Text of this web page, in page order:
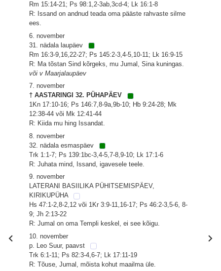
Rm 15:14-21; Ps 98:1,2-3ab,3cd-4; Lk 16:1-8
R: Issand on andnud teada oma pääste rahvaste silme
ees.
6. november
31. nädala laupäev
Rm 16:3-9,16,22-27; Ps 145:2-3,4-5,10-11; Lk 16:9-15
R: Ma tõstan Sind kõrgeks, mu Jumal, Sina kuningas.
või v Maarjalaupäev
7. november
† AASTARINGI 32. PÜHAPÄEV
1Kn 17:10-16; Ps 146:7,8-9a,9b-10; Hb 9:24-28; Mk
12:38-44 või Mk 12:41-44
R: Kiida mu hing Issandat.
8. november
32. nädala esmaspäev
Trk 1:1-7; Ps 139:1bc-3,4-5,7-8,9-10; Lk 17:1-6
R: Juhata mind, Issand, igavesele teele.
9. november
LATERANI BASIILIKA PÜHITSEMISPÄEV,
KIRIKUPÜHA
Hs 47:1-2,8-2,12 või 1Kr 3:9-11,16-17; Ps 46:2-3,5-6, 8-
9; Jh 2:13-22
R: Jumal on oma Templi keskel, ei see kõigu.
10. november
p. Leo Suur, paavst
Trk 6:1-11; Ps 82:3-4,6-7; Lk 17:11-19
R: Tõuse, Jumal, mõista kohut maailma üle.